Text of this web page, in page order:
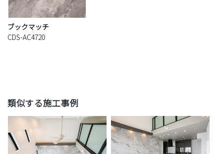
ブックマッチ
CDS-AC4720
類似する施工事例